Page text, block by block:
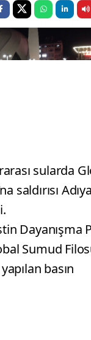
sularda
saldırısı
Dayanışma
Sumud
basın